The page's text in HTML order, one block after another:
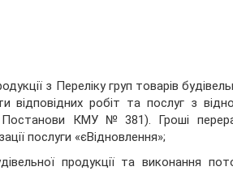
з Переліку груп товарів
робіт та послуг з
КМУ № 381). Гроші
послуги «єВідновлення»;
продукції та виконання